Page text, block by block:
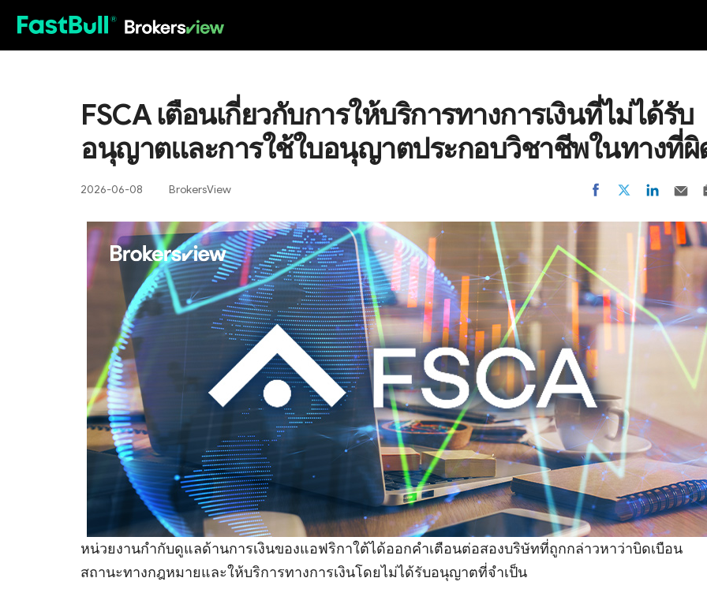
FSCA เตือนเกี่ยวกับการให้บริการทางการเงินที่ไม่ได้รับ
อนุญาตและการใช้ใบอนุญาตประกอบวิชาชีพในทางที่ผิ
2026-06-08 BrokersView
หน่วยงานกำกับดูแลด้านการเงินของแอฟริกาใต้ได้ออกคำเตือนต่อสองบริษัทที่ถูกกล่าวหาว่าบิดเบือน
สถานะทางกฎหมายและให้บริการทางการเงินโดยไม่ได้รับอนุญาตที่จำเป็น